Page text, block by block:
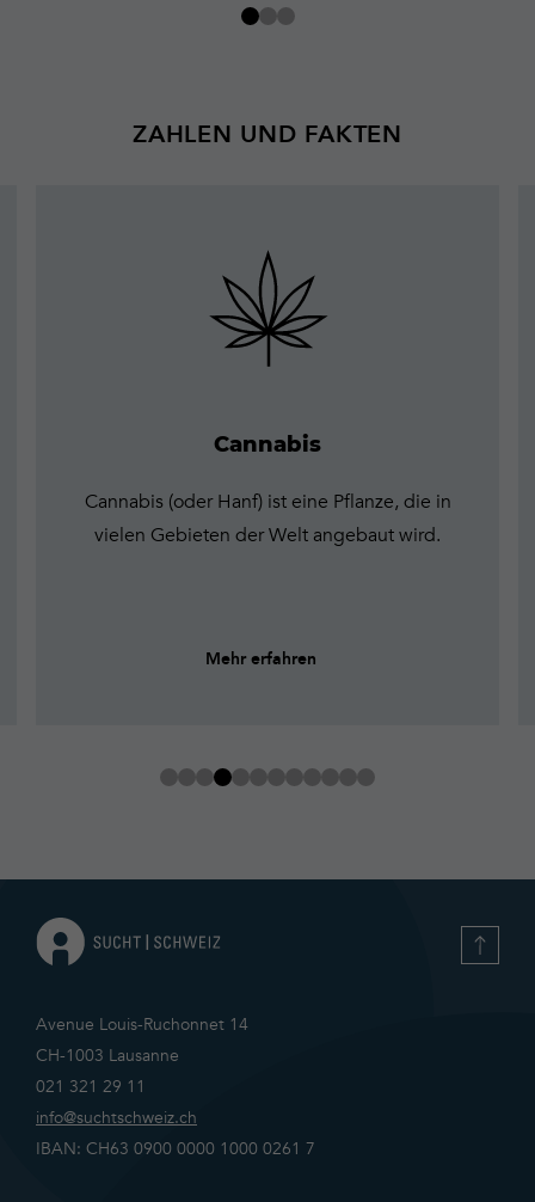
ZAHLEN UND FAKTEN
Cannabis
Cannabis (oder Hanf) ist eine Pflanze, die in
vielen Gebieten der Welt angebaut wird.
Mehr erfahren
Avenue Louis-Ruchonnet 14
CH-1003 Lausanne
021 321 29 11
info@suchtschweiz.ch
IBAN: CH63 0900 0000 1000 0261 7